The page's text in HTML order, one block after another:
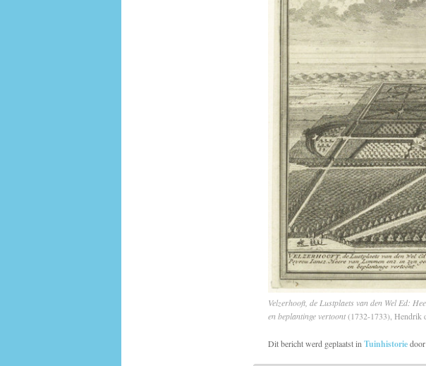
Velzerhooft, de Lustplaets van den Wel Ed:
en beplantinge vertoont(1732-1733), Hendrik
Dit bericht werd geplaatst in Tuinhistoriedoor